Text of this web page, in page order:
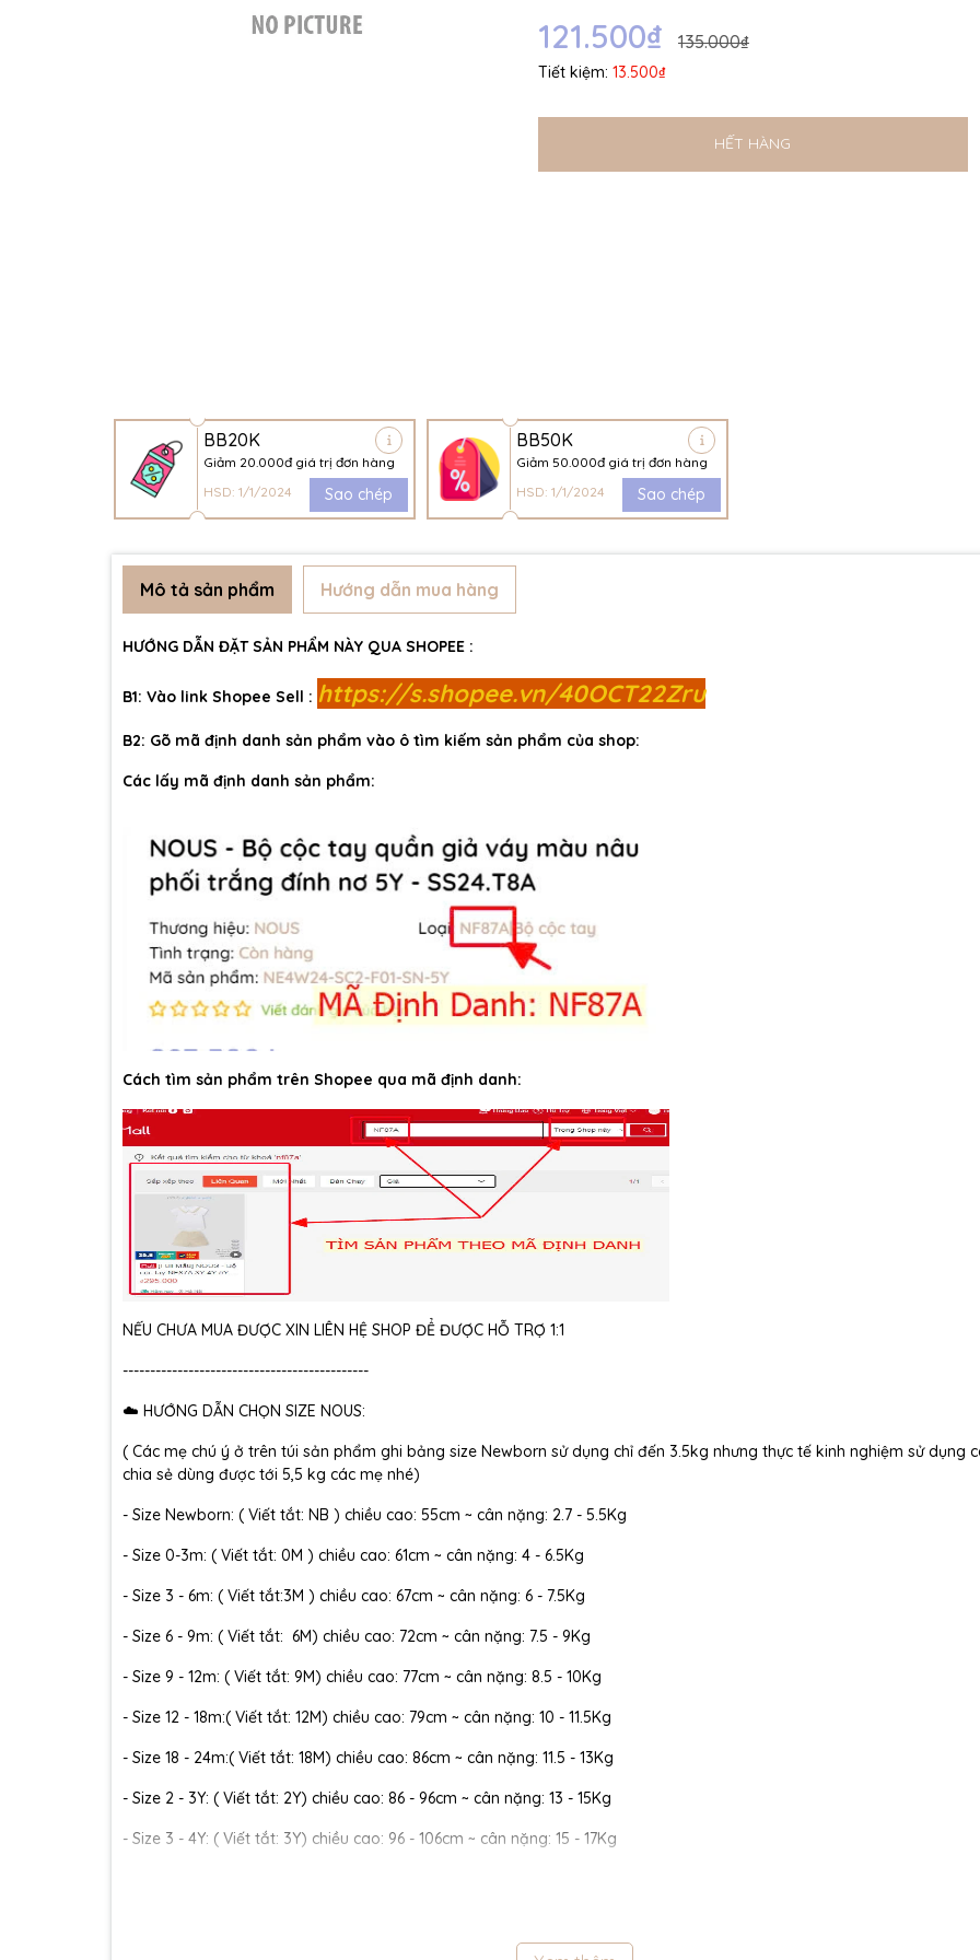
121.500₫ 135.000₫
Tiết kiệm: 13.500₫
HẾT HÀNG
BB20K
Giảm 20.000đ giá trị đơn hàng
HSD: 1/1/2024
Sao chép
BB50K
Giảm 50.000đ giá trị đơn hàng
HSD: 1/1/2024
Sao chép
Điều kiện:
Mô tả sản phẩm Hướng dẫn mua hàng
HƯỚNG DẪN ĐẶT SẢN PHẨM NÀY QUA SHOPEE :
B1: Vào link Shopee Sell : https://s.shopee.vn/40OCT22Zru
B2: Gõ mã định danh sản phẩm vào ô tìm kiếm sản phẩm của shop:
Các lấy mã định danh sản phẩm:
Cách tìm sản phẩm trên Shopee qua mã định danh:
NẾU CHƯA MUA ĐƯỢC XIN LIÊN HỆ SHOP ĐỂ ĐƯỢC HỖ TRỢ 1:1
---------------------------------------------
☁️ HƯỚNG DẪN CHỌN SIZE NOUS:
( Các mẹ chú ý ở trên túi sản phẩm ghi bảng size Newborn sử dụng chỉ đến 3.5kg nhưng thực tế kinh nghiệm sử dụng
chia sẻ dùng được tới 5,5 kg các mẹ nhé)
- Size Newborn: ( Viết tắt: NB ) chiều cao: 55cm ~ cân nặng: 2.7 - 5.5Kg
- Size 0-3m: ( Viết tắt: 0M ) chiều cao: 61cm ~ cân nặng: 4 - 6.5Kg
- Size 3 - 6m: ( Viết tắt:3M ) chiều cao: 67cm ~ cân nặng: 6 - 7.5Kg
- Size 6 - 9m: ( Viết tắt: 6M) chiều cao: 72cm ~ cân nặng: 7.5 - 9Kg
- Size 9 - 12m: ( Viết tắt: 9M) chiều cao: 77cm ~ cân nặng: 8.5 - 10Kg
- Size 12 - 18m:( Viết tắt: 12M) chiều cao: 79cm ~ cân nặng: 10 - 11.5Kg
- Size 18 - 24m:( Viết tắt: 18M) chiều cao: 86cm ~ cân nặng: 11.5 - 13Kg
- Size 2 - 3Y: ( Viết tắt: 2Y) chiều cao: 86 - 96cm ~ cân nặng: 13 - 15Kg
- Size 3 - 4Y: ( Viết tắt: 3Y) chiều cao: 96 - 106cm ~ cân nặng: 15 - 17Kg